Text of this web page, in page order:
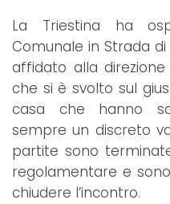
La Triestina ha
Comunale in Strada
affidato alla
che si è svolto sul
casa che hanno
sempre un discreto
partite sono
regolamentare e
chiudere l’incontro.